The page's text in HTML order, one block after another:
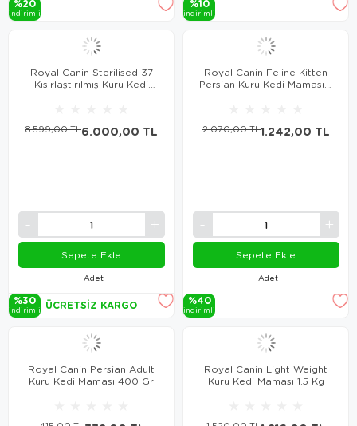
%20
i̇ndi̇ri̇mli̇
%10
i̇ndi̇ri̇mli̇
Royal Canin Sterilised 37
Kısırlaştırılmış Kuru Kedi
Adet
6.000,00 TL
8.599,00 TL
Sepete Ekle
%30
i̇ndi̇ri̇mli̇ ÜCRETSIZ KARGO
Royal Canin Feline Kitten
Persian Kuru Kedi Maması 2
Adet
1.242,00 TL
2.070,00 TL
Sepete Ekle
%40
i̇ndi̇ri̇mli̇
Royal Canin Persian Adult
Kuru Kedi Maması 400 Gr
Royal Canin Light Weight
Kuru Kedi Maması 1.5 Kg